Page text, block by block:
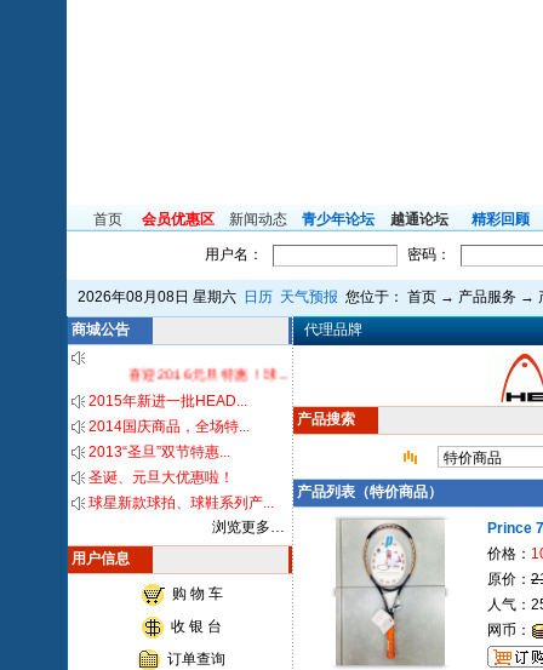
首页 会员优惠区 新闻动态 青少年论坛 越通论坛 精彩回顾
用户名： 密码：
2026年08月08日 星期六 日历 天气预报 您位于： 首页 → 产品服务 →
商城公告
喜迎2016元旦特惠！球...
2015年新进一批HEAD...
2014国庆商品，全场特...
2013“圣旦”双节特惠...
圣诞、元旦大优惠啦！
球星新款球拍、球鞋系列产...
浏览更多…
用户信息
购 物 车
收 银 台
订单查询
代理品牌
产品搜索
产品列表（特价商品）
Prince
价格：
原价：
人气：
网币：